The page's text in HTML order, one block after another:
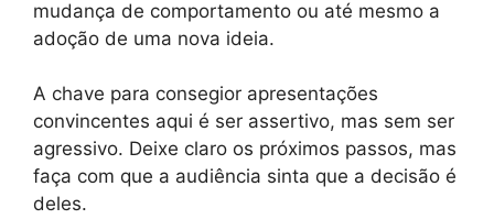
mudança de comportamento ou até mesmo a
adoção de uma nova ideia.
A chave para consegior apresentações
convincentes aqui é ser assertivo, mas sem ser
agressivo. Deixe claro os próximos passos, mas
faça com que a audiência sinta que a decisão é
deles.